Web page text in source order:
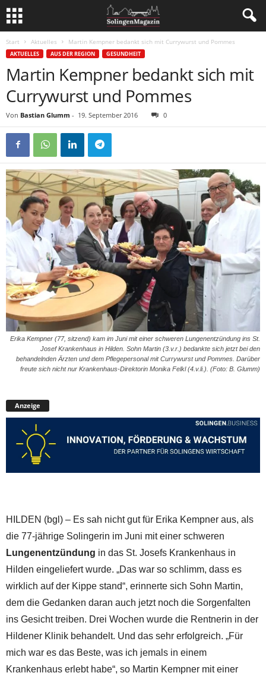
Start Aktuelles Martin Kempner bedankt sich mit Currywurst und Pommes
AKTUELLES AUS DER REGION GESUNDHEIT
Martin Kempner bedankt sich mit
Currywurst und Pommes
Von Bastian Glumm - 19. September 2016 0
Erika Kempner (77, sitzend) kam im Juni mit einer schweren Lungenentzündung ins St.
Josef Krankenhaus in Hilden. Sohn Martin (3.v.r.) bedankte sich jetzt bei den
behandelnden Ärzten und dem Pflegepersonal mit Currywurst und Pommes. Darüber
freute sich nicht nur Krankenhaus-Direktorin Monika Felkl (4.v.li.). (Foto: B. Glumm)
Anzeige
HILDEN (bgl) – Es sah nicht gut für Erika Kempner aus, als
die 77-jährige Solingerin im Juni mit einer schweren
Lungenentzündung in das St. Josefs Krankenhaus in
Hilden eingeliefert wurde. „Das war so schlimm, dass es
wirklich auf der Kippe stand“, erinnerte sich Sohn Martin,
dem die Gedanken daran auch jetzt noch die Sorgenfalten
ins Gesicht treiben. Drei Wochen wurde die Rentnerin in der
Hildener Klinik behandelt. Und das sehr erfolgreich. „Für
mich war es das Beste, was ich jemals in einem
Krankenhaus erlebt habe“, so Martin Kempner mit einer